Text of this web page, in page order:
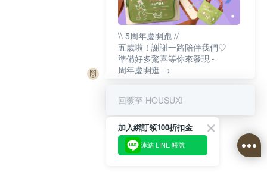
\\ 5周年慶開跑 //
五歲啦！謝謝一路陪伴我們♡
準備好多驚喜等你來發現～
周年慶開逛 →
回覆至 HOUSUXI
加入綁訂領100折扣金
連結 LINE 帳號